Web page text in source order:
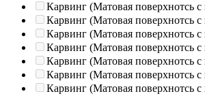
Карвинг (Матовая поверхнотсь
Карвинг (Матовая поверхнотсь
Карвинг (Матовая поверхнотсь
Карвинг (Матовая поверхнотсь
Карвинг (Матовая поверхнотсь
Карвинг (Матовая поверхнотсь
Карвинг (Матовая поверхнотсь